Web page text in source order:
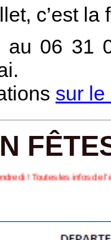
c’est la
au 06 31
sur le
l’édition 2017 ci-